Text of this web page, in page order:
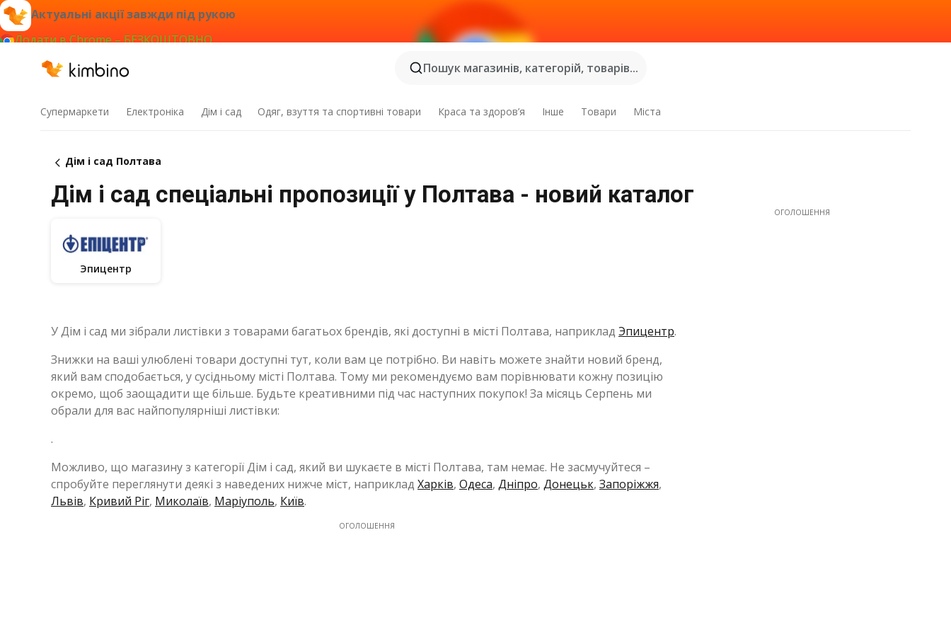
Актуальні акції завжди під рукою
Додати в Chrome – БЕЗКОШТОВНО
Пошук магазинів, категорій, товарів...
Супермаркети Електроніка Дім і сад Одяг, взуття та спортивні товари Краса та здоров’я Інше Товари Міста
Дім і сад Полтава
Дім і сад спеціальні пропозиції у Полтава - новий каталог
Эпицентр
У Дім і сад ми зібрали листівки з товарами багатьох брендів, які доступні в місті Полтава, наприклад Эпицентр.
Знижки на ваші улюблені товари доступні тут, коли вам це потрібно. Ви навіть можете знайти новий бренд,
який вам сподобається, у сусідньому місті Полтава. Тому ми рекомендуємо вам порівнювати кожну позицію
окремо, щоб заощадити ще більше. Будьте креативними під час наступних покупок! За місяць Серпень ми
обрали для вас найпопулярніші листівки:
.
Можливо, що магазину з категорії Дім і сад, який ви шукаєте в місті Полтава, там немає. Не засмучуйтеся –
спробуйте переглянути деякі з наведених нижче міст, наприклад Харків, Одеса, Дніпро, Донецьк, Запоріжжя,
Львів, Кривий Ріг, Миколаїв, Маріуполь, Київ.
ОГОЛОШЕННЯ
ОГОЛОШЕННЯ